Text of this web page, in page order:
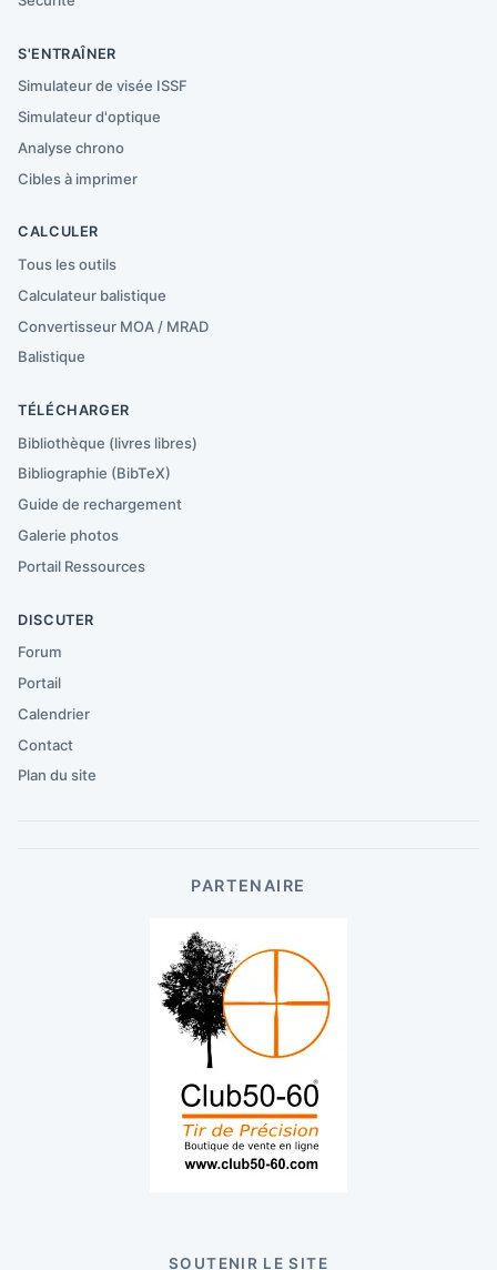
S'ENTRAÎNER
Simulateur de visée ISSF
Simulateur d'optique
Analyse chrono
Cibles à imprimer
CALCULER
Tous les outils
Calculateur balistique
Convertisseur MOA / MRAD
Balistique
TÉLÉCHARGER
Bibliothèque (livres libres)
Bibliographie (BibTeX)
Guide de rechargement
Galerie photos
Portail Ressources
DISCUTER
Forum
Portail
Calendrier
Contact
Plan du site
PARTENAIRE
SOUTENIR LE SITE